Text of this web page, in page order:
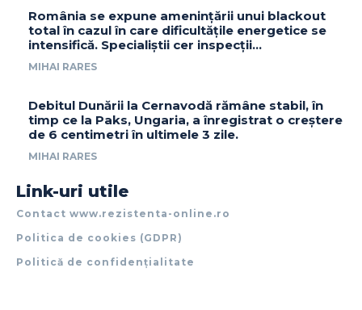
România se expune amenințării unui blackout
total în cazul în care dificultățile energetice se
intensifică. Specialiștii cer inspecții…
MIHAI RARES
Debitul Dunării la Cernavodă rămâne stabil, în
timp ce la Paks, Ungaria, a înregistrat o creștere
de 6 centimetri în ultimele 3 zile.
MIHAI RARES
Link-uri utile
Contact www.rezistenta-online.ro
Politica de cookies (GDPR)
Politică de confidențialitate